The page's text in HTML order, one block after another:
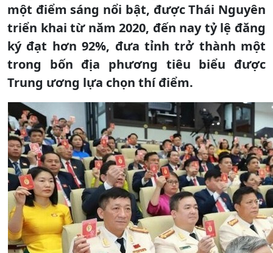
một điểm sáng nổi bật, được Thái Nguyên
triển khai từ năm 2020, đến nay tỷ lệ đăng
ký đạt hơn 92%, đưa tỉnh trở thành một
trong bốn địa phương tiêu biểu được
Trung ương lựa chọn thí điểm.